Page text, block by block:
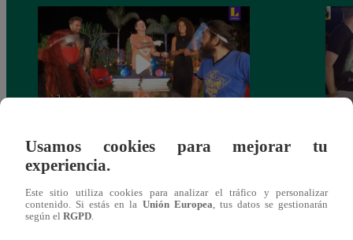
Monique Pardo y Adriana Zubiate jugaron
a la ‘Carta dulce’ en Noche de Patas
Usamos cookies para mejorar tu
experiencia.
Este sitio utiliza cookies para analizar el tráfico y personalizar
contenido. Si estás en la Unión Europea , tus datos se gestionarán
según el RGPD